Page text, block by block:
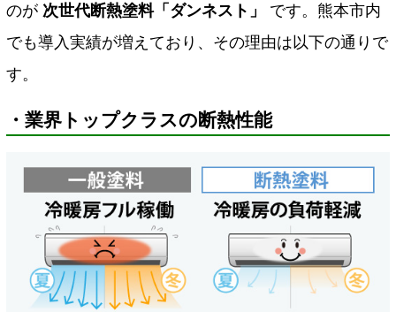
のが 次世代断熱塗料「ダンネスト」
です。熊本市内
でも導入実績が増えており、その理由は以下の通りで
す。
・業界トップクラスの断熱性能